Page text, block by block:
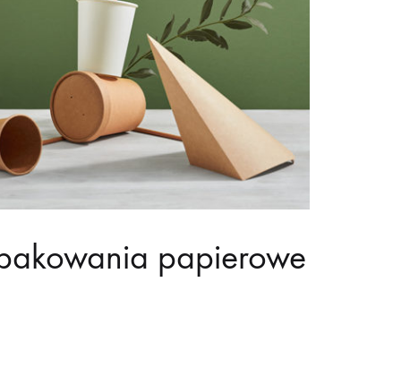
papierowe